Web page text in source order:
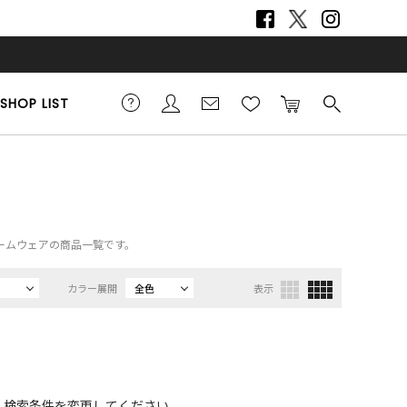
SHOP LIST
ウェアの商品一覧です。
カラー展開 全色 表示